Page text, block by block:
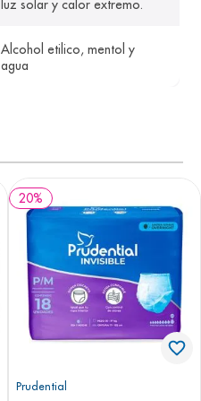
luz solar y calor extremo.
Alcohol etilico, mentol y
agua
20%
Prudential